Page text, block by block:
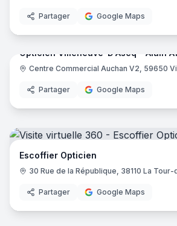
Partager Google Maps
Opticien Villeneuve-D'Ascq - Alain
Centre Commercial Auchan V2, 59650
Partager Google Maps
Escoffier Opticien
30 Rue de la République, 38110 La Tour-
Partager Google Maps